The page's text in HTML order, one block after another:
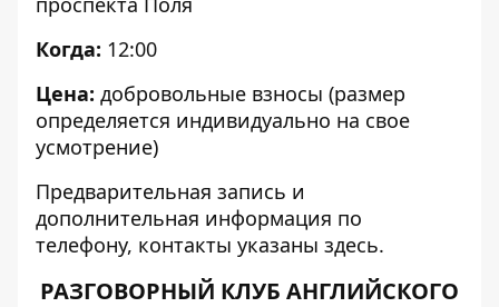
Когда: 12:00
Цена: добровольные взносы (размер
определяется индивидуально на свое
усмотрение)
Предварительная запись и
дополнительная информация по
телефону, контакты указаны здесь.
РАЗГОВОРНЫЙ КЛУБ АНГЛИЙСКОГО